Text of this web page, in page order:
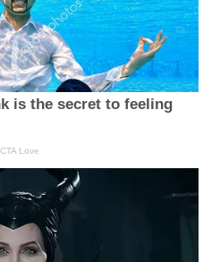
is the secret to feeling
CTA Love